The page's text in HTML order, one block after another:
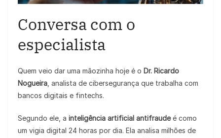
Conversa com o
especialista
Quem veio dar uma mãozinha hoje é o Dr. Ricardo
Nogueira , analista de cibersegurança que trabalha com
bancos digitais e fintechs.
Segundo ele, a inteligência artificial antifraudeé como
um vigia digital 24 horas por dia. Ela analisa milhões de